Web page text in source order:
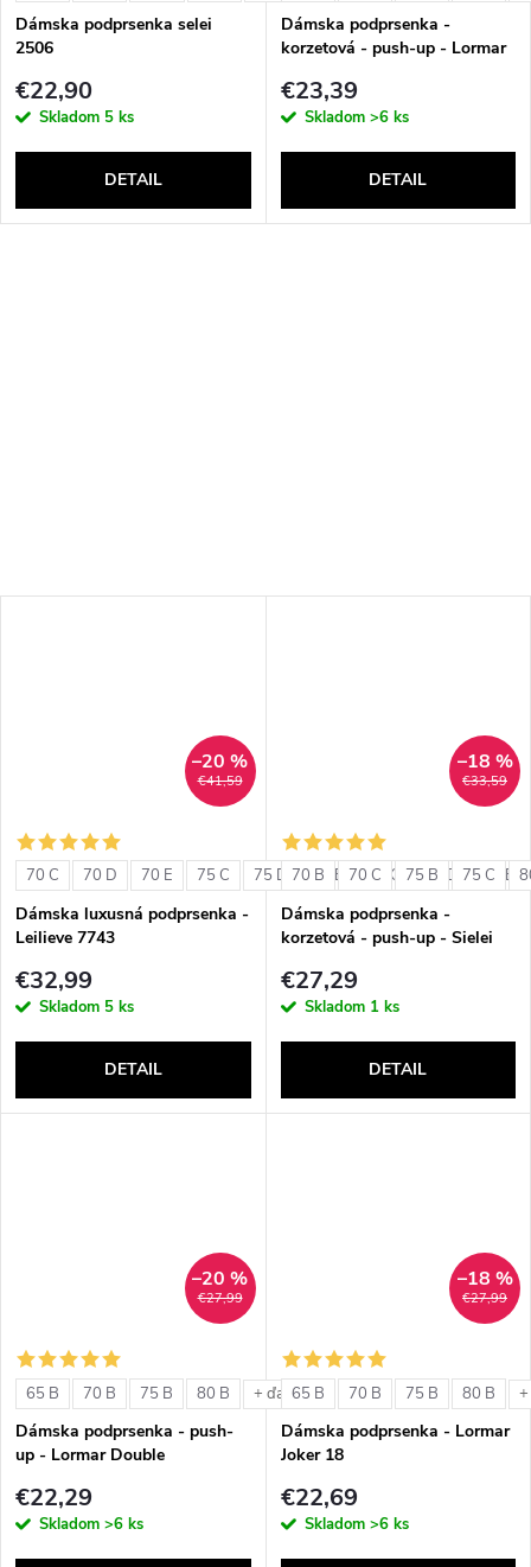
Dámska podprsenka selei
2506
€22,90
Skladom 5 ks
DETAIL
Dámska podprsenka -
korzetová - push-up - Lormar
€23,39
Skladom >6 ks
DETAIL
€41,59
–20 %
70 C 70 D 70 E 75 C 75 D 75 E 80 C 80 D 80 E
Dámska luxusná podprsenka -
Leilieve 7743
€32,99
Skladom 5 ks
DETAIL
€33,59
–18 %
70 B 70 C 75 B 75 C
Dámska podprsenka -
korzetová - push-up - Sielei
€27,29
Skladom 1 ks
DETAIL
€27,99
–20 %
65 B 70 B 75 B 80 B + ďalšie
Dámska podprsenka - push-
up - Lormar Double
€22,29
Skladom >6 ks
€27,99
–18 %
65 B 70 B 75 B 80 B
Dámska podprsenka - Lormar
Joker 18
€22,69
Skladom >6 ks